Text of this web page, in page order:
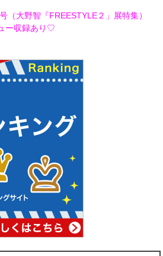
大野智『FREESTYLE２」展特集）
ー収録あり♡